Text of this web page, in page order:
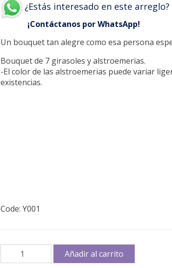
¿Estás interesado en este arreglo?
¡Contáctanos por WhatsApp!
Un bouquet tan alegre como esa persona
Bouquet de 7 girasoles y alstroemerias.
-El color de las alstroemerias puede variar
existencias.
Code: Y001
Yellow
day
Añadir al carrito